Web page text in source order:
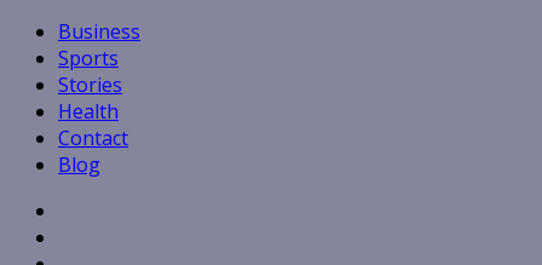
Business
Sports
Stories
Health
Contact
Blog